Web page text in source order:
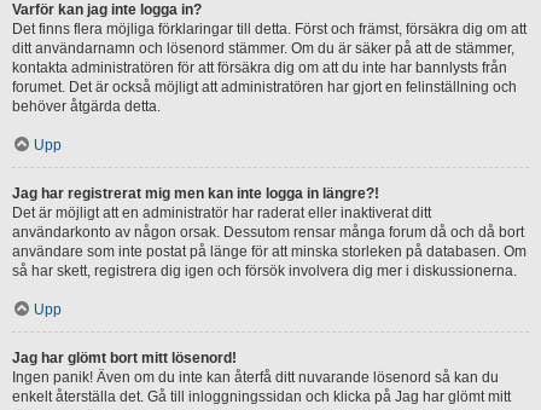
Varför kan jag inte logga in?
Det finns flera möjliga förklaringar till detta. Först och främst, försäkra dig om att
ditt användarnamn och lösenord stämmer. Om du är säker på att de stämmer,
kontakta administratören för att försäkra dig om att du inte har bannlysts från
forumet. Det är också möjligt att administratören har gjort en felinställning och
behöver åtgärda detta.
Upp
Jag har registrerat mig men kan inte logga in längre?!
Det är möjligt att en administratör har raderat eller inaktiverat ditt
användarkonto av någon orsak. Dessutom rensar många forum då och då bort
användare som inte postat på länge för att minska storleken på databasen. Om
så har skett, registrera dig igen och försök involvera dig mer i diskussionerna.
Upp
Jag har glömt bort mitt lösenord!
Ingen panik! Även om du inte kan återfå ditt nuvarande lösenord så kan du
enkelt återställa det. Gå till inloggningssidan och klicka på Jag har glömt mitt